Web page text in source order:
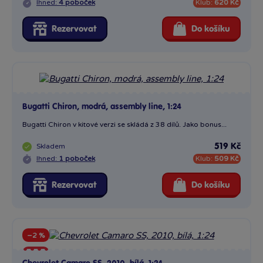
Ihned: 4 poboček Klub: 620 Kč
Rezervovat Do košíku
Bugatti Chiron, modrá, assembly line, 1:24
Bugatti Chiron v kitové verzi se skládá z 38 dílů. Jako bonus...
Skladem
Ihned: 1 poboček
519 Kč
Klub: 509 Kč
Rezervovat Do košíku
−2 %
Sleva